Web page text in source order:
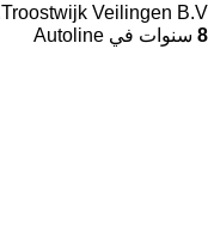
Troostwijk Veilingen B.V.
8 سنوات في Autoline